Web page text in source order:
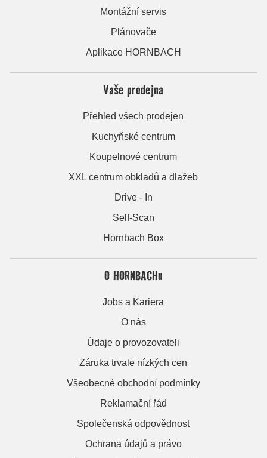
Montážní servis
Plánovače
Aplikace HORNBACH
Vaše prodejna
Přehled všech prodejen
Kuchyňské centrum
Koupelnové centrum
XXL centrum obkladů a dlažeb
Drive - In
Self-Scan
Hornbach Box
O HORNBACHu
Jobs a Kariera
O nás
Údaje o provozovateli
Záruka trvale nízkých cen
Všeobecné obchodní podmínky
Reklamační řád
Společenská odpovědnost
Ochrana údajů a právo